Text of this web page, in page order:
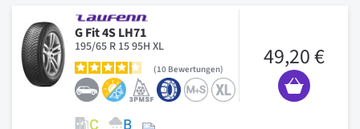
G Fit 4S LH71
195/65 R 15 95H XL
10 Bewertungen 49,20 €